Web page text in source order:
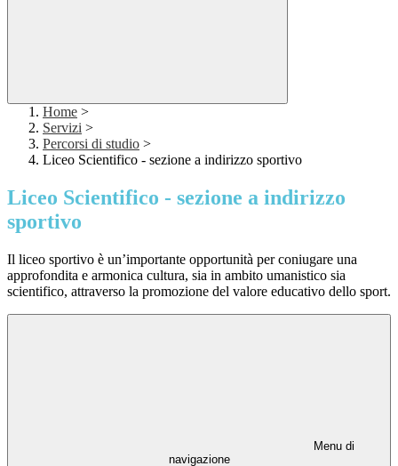
Home >
Servizi >
Percorsi di studio >
Liceo Scientifico - sezione a indirizzo sportivo
Liceo Scientifico - sezione a indirizzo
sportivo
Il liceo sportivo è un’importante opportunità per coniugare una
approfondita e armonica cultura, sia in ambito umanistico sia
scientifico, attraverso la promozione del valore educativo dello sport.
Menu di
navigazione